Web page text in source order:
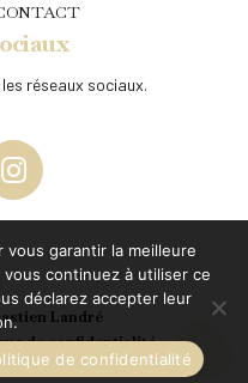
réseaux sociaux.
Landré
de confidentialité
de Vente
garantir la meilleure
continuez à utiliser ce
déclarez accepter leur
de confidentialité